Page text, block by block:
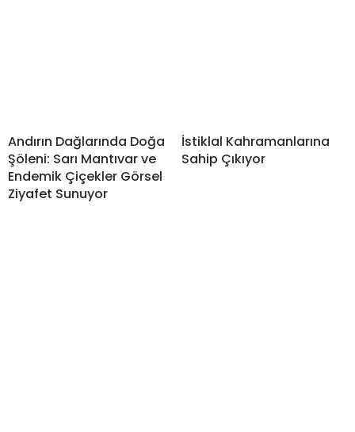
Andırın Dağlarında Doğa
Şöleni: Sarı Mantıvar ve
Endemik Çiçekler Görsel
Ziyafet Sunuyor
İstiklal Kahramanlarına
Sahip Çıkıyor